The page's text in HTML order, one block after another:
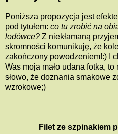
Poniższa propozycja jest
pod tytułem: co tu zrobić na
lodówce? Z niekłamaną
skromności komunikuję, że
zakończony powodzeniem!:) I
Was moja mało udana fotka,
słowo, że doznania smakowe
wzrokowe;)
Filet ze szpinakiem